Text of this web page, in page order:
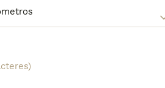
Lycoi Gatos y gatitos en
esta búsqueda guarda tu
el resultado perfecto: